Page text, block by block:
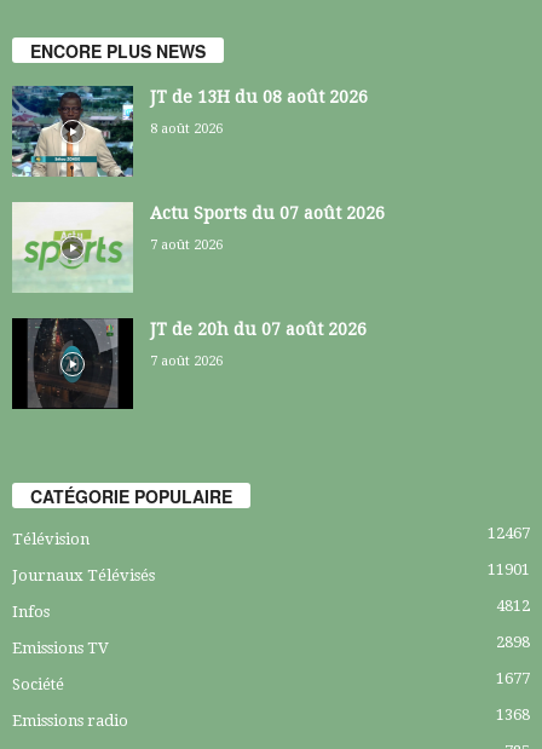
ENCORE PLUS NEWS
JT de 13H du 08 août 2026
8 août 2026
Actu Sports du 07 août 2026
7 août 2026
JT de 20h du 07 août 2026
7 août 2026
CATÉGORIE POPULAIRE
Télévision 12467
Journaux Télévisés 11901
Infos 4812
Emissions TV 2898
Société 1677
Emissions radio 1368